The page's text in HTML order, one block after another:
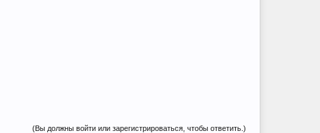
(Вы должны войти или зарегистрироваться, чтобы ответить.)